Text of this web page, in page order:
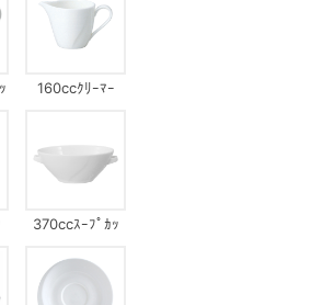
160ccｸﾘｰﾏｰ
370ccｽｰﾌﾟｶｯ